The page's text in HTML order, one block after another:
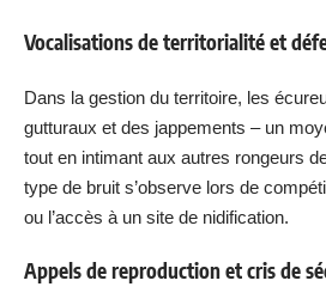
Vocalisations de territorialité et
Dans la gestion du territoire, les
gutturaux et des jappements – un
tout en intimant aux autres rongeurs
type de bruit s’observe lors de
ou l’accès à un site de nidification.
Appels de reproduction et cris de